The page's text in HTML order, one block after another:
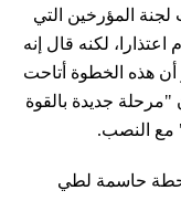
لجنة المؤرخين التي
لكنه قال إنه
هذه الخطوة أتاحت
"مرحلة جديدة بالقوة
مع النصب.
حاسمة لطي